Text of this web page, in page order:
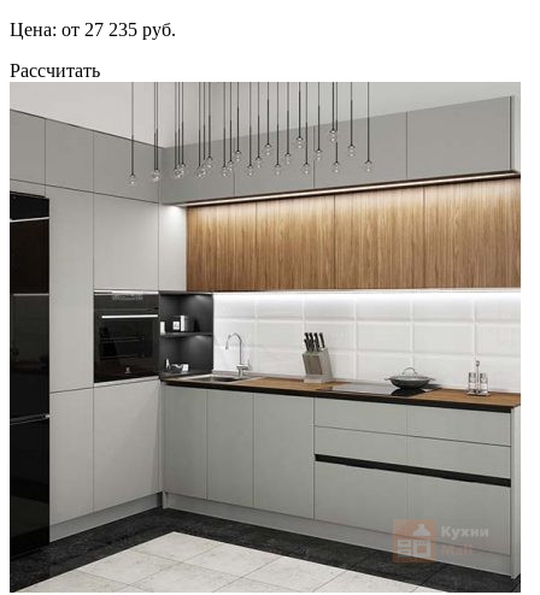
Цена: от 27 235 руб.
Рассчитать